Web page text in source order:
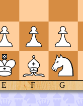
E F G